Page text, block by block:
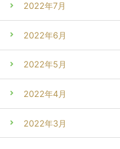
2022年7月
2022年6月
2022年5月
2022年4月
2022年3月